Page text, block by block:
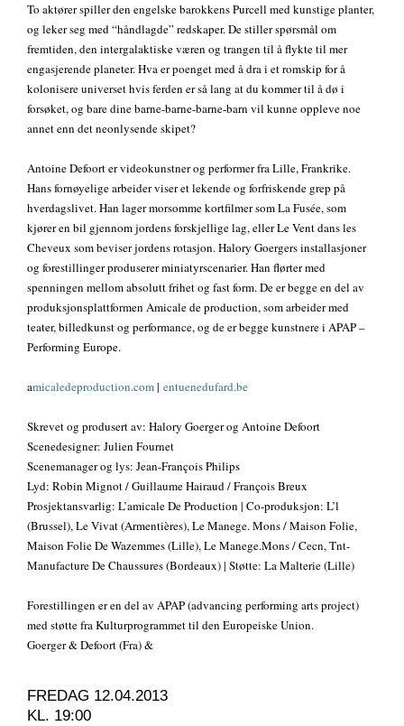
To aktører spiller den engelske barokkens Purcell med kunstige planter,
og leker seg med “håndlagde” redskaper. De stiller spørsmål om
fremtiden, den intergalaktiske væren og trangen til å flykte til mer
engasjerende planeter. Hva er poenget med å dra i et romskip for å
kolonisere universet hvis ferden er så lang at du kommer til å dø i
forsøket, og bare dine barne-barne-barne-barn vil kunne oppleve noe
annet enn det neonlysende skipet?
Antoine Defoort er videokunstner og performer fra Lille, Frankrike.
Hans fornøyelige arbeider viser et lekende og forfriskende grep på
hverdagslivet. Han lager morsomme kortfilmer som La Fusée, som
kjører en bil gjennom jordens forskjellige lag, eller Le Vent dans les
Cheveux som beviser jordens rotasjon. Halory Goergers installasjoner
og forestillinger produserer miniatyrscenarier. Han flørter med
spenningen mellom absolutt frihet og fast form. De er begge en del av
produksjonsplattformen Amicale de production, som arbeider med
teater, billedkunst og performance, og de er begge kunstnere i APAP –
Performing Europe.
amicaledeproduction.com| entuenedufard.be
Skrevet og produsert av: Halory Goerger og Antoine Defoort
Scenedesigner: Julien Fournet
Scenemanager og lys: Jean-François Philips
Lyd: Robin Mignot / Guillaume Hairaud / François Breux
Prosjektansvarlig: L’amicale De Production | Co-produksjon: L’l
(Brussel), Le Vivat (Armentières), Le Manege. Mons / Maison Folie,
Maison Folie De Wazemmes (Lille), Le Manege.Mons / Cecn, Tnt-
Manufacture De Chaussures (Bordeaux) | Støtte: La Malterie (Lille)
Forestillingen er en del av APAP (advancing performing arts project)
med støtte fra Kulturprogrammet til den Europeiske Union.
Goerger & Defoort (Fra) &
FREDAG 12.04.2013
KL. 19:00